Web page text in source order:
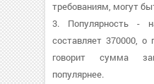
требованиям, могут
3. Популярность -
составляет 370000, о
говорит сумма
популярнее.